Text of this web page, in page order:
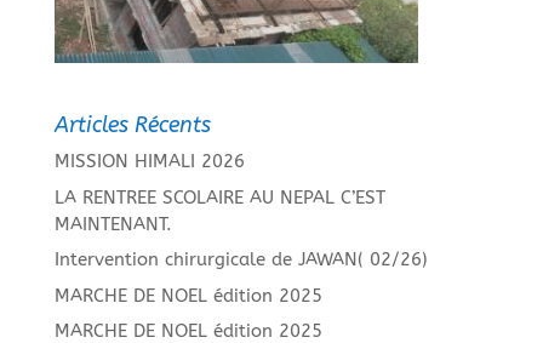
Articles Récents
MISSION HIMALI 2026
LA RENTREE SCOLAIRE AU NEPAL C’EST
MAINTENANT.
Intervention chirurgicale de JAWAN( 02/26)
MARCHE DE NOEL édition 2025
MARCHE DE NOEL édition 2025